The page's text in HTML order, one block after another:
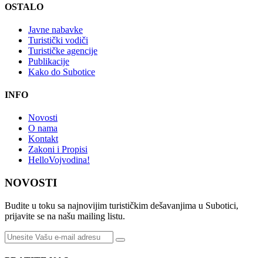
OSTALO
Javne nabavke
Turistički vodiči
Turističke agencije
Publikacije
Kako do Subotice
INFO
Novosti
O nama
Kontakt
Zakoni i Propisi
HelloVojvodina!
NOVOSTI
Budite u toku sa najnovijim turističkim dešavanjima u Subotici,
prijavite se na našu mailing listu.